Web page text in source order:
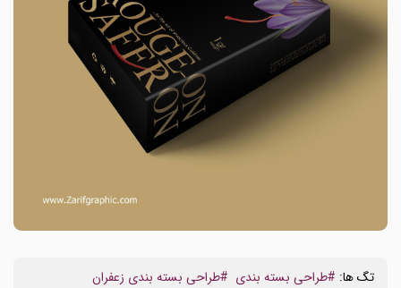
تگ ها: #طراحی بسته بندی #طراحی بسته بندی زعفران